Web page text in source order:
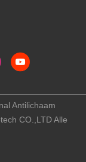
Antilichaam
CO.,LTD Alle